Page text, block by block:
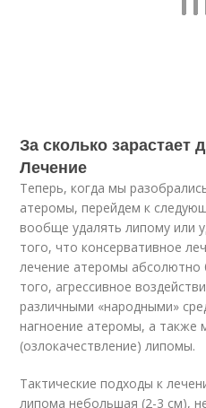
За сколько зарастает
Лечение
Теперь, когда мы
атеромы, перейдем к
вообще удалять липому или
того, что консервативное
лечение атеромы абсолютно
того, агрессивное
различными «народными»
нагноение атеромы, а также
(озлокачествление) липомы.
Тактические подходы к
липома небольшая (2-3 см),